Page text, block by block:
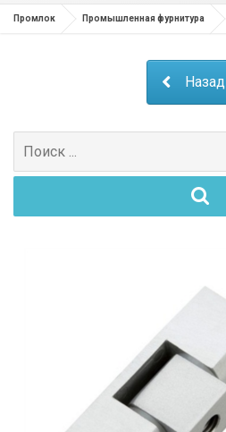
Промлок Промышленная фурнитура
Назад
Поиск
для: